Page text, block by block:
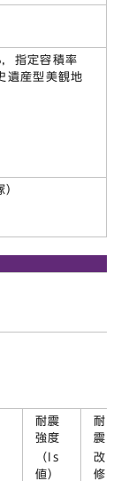
指定容積率
産型美観地
耐震
強度
（Is
値）
耐
震
改
修